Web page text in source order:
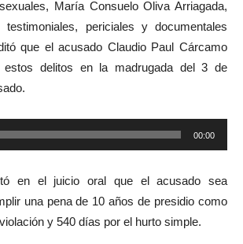
María Consuelo Oliva Arriagada,
testimoniales, periciales y documentales
que el acusado Claudio Paul Cárcamo
estos delitos en la madrugada del 3 de
00:00
en el juicio oral que el acusado sea
una pena de 10 años de presidio como
y 540 días por el hurto simple.